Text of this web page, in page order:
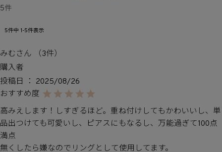
5
5件中 1-5件表示
みむ
3
購入者
投稿日
2025/08/26
高みえします！しすぎるほど。重ね付けしてもかわいいし、単
品出つけても可愛いし、ピアスにもなるし、万能過ぎて100点
満点
無くしたら嫌なのでリングとして使用してます。